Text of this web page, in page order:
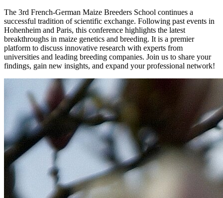
The 3rd French-German Maize Breeders School continues a
successful tradition of scientific exchange. Following past events in
Hohenheim and Paris, this conference highlights the latest
breakthroughs in maize genetics and breeding. It is a premier
platform to discuss innovative research with experts from
universities and leading breeding companies. Join us to share your
findings, gain new insights, and expand your professional network!